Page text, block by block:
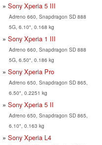
Sony Xperia 5 III
Adreno 660, Snapdragon SD 888
5G, 6.10", 0.168 kg
Sony Xperia 1 III
Adreno 660, Snapdragon SD 888
5G, 6.50", 0.186 kg
Sony Xperia Pro
Adreno 650, Snapdragon SD 865,
6.50", 0.2251 kg
Sony Xperia 5 II
Adreno 650, Snapdragon SD 865,
6.10", 0.163 kg
Sony Xperia L4